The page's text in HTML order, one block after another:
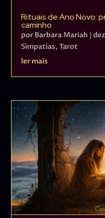
Rituais de Ano Novo:
caminho
por Barbara Mariah |
Simpatias,Tarot
ler mais